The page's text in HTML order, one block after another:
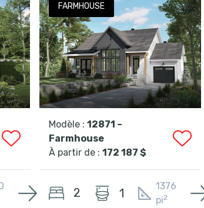
FARMHOUSE
Modèle : 12871 –
Farmhouse
À partir de : 172 187 $
2 1
1376
pi2